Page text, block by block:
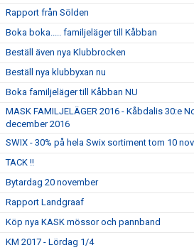
Rapport från Sölden
Boka boka..... familjeläger till Kåbban
Beställ även nya Klubbrocken
Beställ nya klubbyxan nu
Boka familjeläger till Kåbban NU
MASK FAMILJELÄGER 2016 - Kåbdalis 30:e
december 2016
SWIX - 30% på hela Swix sortiment tom 10
TACK !!
Bytardag 20 november
Rapport Landgraaf
Köp nya KASK mössor och pannband
KM 2017 - Lördag 1/4